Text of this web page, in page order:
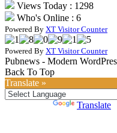
Views Today : 1298
Who's Online : 6
Powered By XT Visitor Counter
Powered By XT Visitor Counter
Pubnews - Modern
Back To Top
Translate »
Translate